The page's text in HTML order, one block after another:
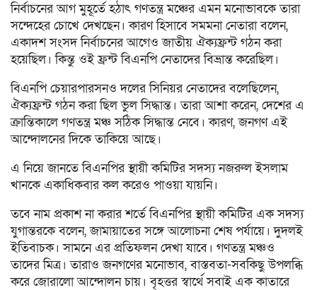
নির্বাচনের আগ মুহূর্তে হঠাৎ গণতন্ত্র মঞ্চের এমন মনোভাবকে তারা
সন্দেহের চোখে দেখছেন। কারণ হিসাবে সমমনা নেতারা বলেন,
একাদশ সংসদ নির্বাচনের আগেও জাতীয় ঐক্যফ্রন্ট গঠন করা
হয়েছিল। কিন্তু ওই ফ্রন্ট বিএনপি নেতাদের বিভ্রান্ত করেছিল।
বিএনপি চেয়ারপারসনও দলের সিনিয়র নেতাদের বলেছিলেন,
ঐক্যফ্রন্ট গঠন করা ছিল ভুল সিদ্ধান্ত। তারা আশা করেন, দেশের এ
ক্রান্তিকালে গণতন্ত্র মঞ্চ সঠিক সিদ্ধান্ত নেবে। কারণ, জনগণ এই
আন্দোলনের দিকে তাকিয়ে আছে।
এ নিয়ে জানতে বিএনপির স্থায়ী কমিটির সদস্য নজরুল ইসলাম
খানকে একাধিকবার কল করেও পাওয়া যায়নি।
তবে নাম প্রকাশ না করার শর্তে বিএনপির স্থায়ী কমিটির এক সদস্য
যুগান্তরকে বলেন, জামায়াতের সঙ্গে আলোচনা শেষ পর্যায়ে। দুদলই
ইতিবাচক। সামনে এর প্রতিফলন দেখা যাবে। গণতন্ত্র মঞ্চও
তাদের মিত্র। তারাও জনগণের মনোভাব, বাস্তবতা-সবকিছু উপলব্ধি
করে জোরালো আন্দোলন চায়। বৃহত্তর স্বার্থে সবাই এক কাতারে